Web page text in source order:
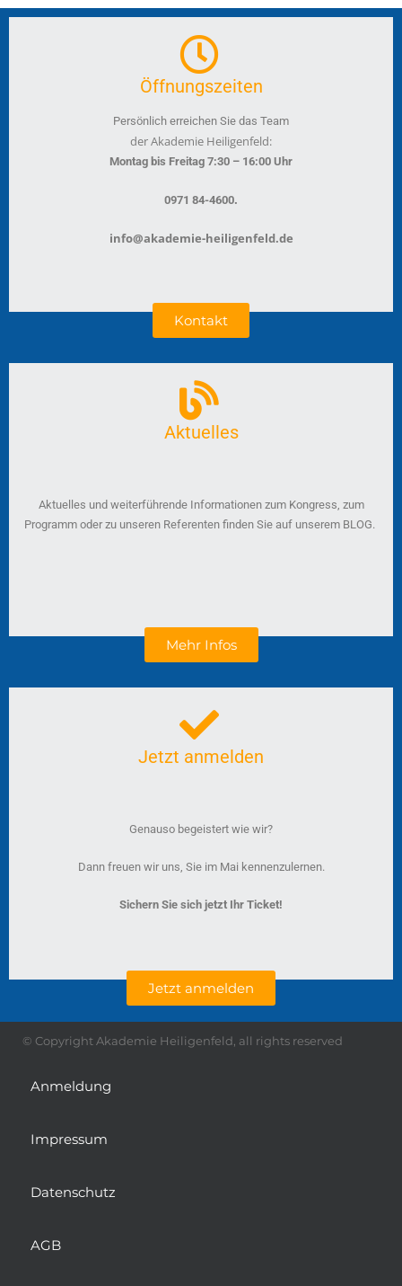
Öffnungszeiten
Persönlich erreichen Sie das Team
der Akademie Heiligenfeld:
Montag bis Freitag 7:30 – 16:00 Uhr
0971 84-4600.
info@akademie-heiligenfeld.de
Kontakt
Aktuelles
Aktuelles und weiterführende Informationen zum Kongress, zum
Programm oder zu unseren Referenten finden Sie auf unserem BLOG.
Mehr Infos
Jetzt anmelden
Genauso begeistert wie wir?
Dann freuen wir uns, Sie im Mai kennenzulernen.
Sichern Sie sich jetzt Ihr Ticket!
Jetzt anmelden
© Copyright Akademie Heiligenfeld, all rights reserved
Anmeldung
Impressum
Datenschutz
AGB